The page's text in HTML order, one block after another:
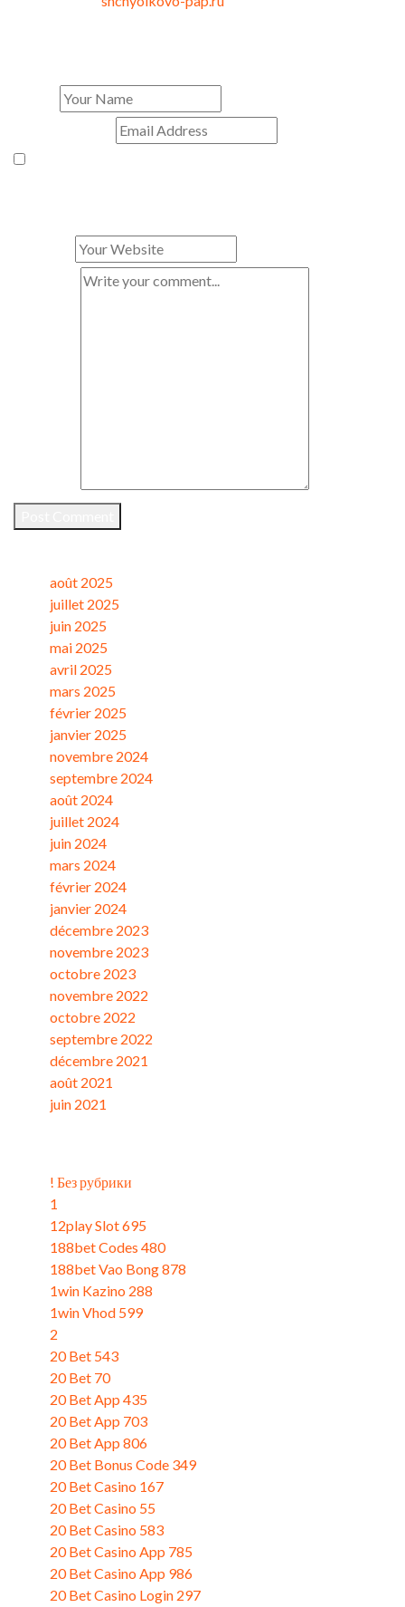
août 2025
juillet 2025
juin 2025
mai 2025
avril 2025
mars 2025
février 2025
janvier 2025
novembre 2024
septembre 2024
août 2024
juillet 2024
juin 2024
mars 2024
février 2024
janvier 2024
décembre 2023
novembre 2023
octobre 2023
novembre 2022
octobre 2022
septembre 2022
décembre 2021
août 2021
juin 2021
! Без рубрики
1
12play Slot 695
188bet Codes 480
188bet Vao Bong 878
1win Kazino 288
1win Vhod 599
2
20 Bet 543
20 Bet 70
20 Bet App 435
20 Bet App 703
20 Bet App 806
20 Bet Bonus Code 349
20 Bet Casino 167
20 Bet Casino 55
20 Bet Casino 583
20 Bet Casino App 785
20 Bet Casino App 986
20 Bet Casino Login 297